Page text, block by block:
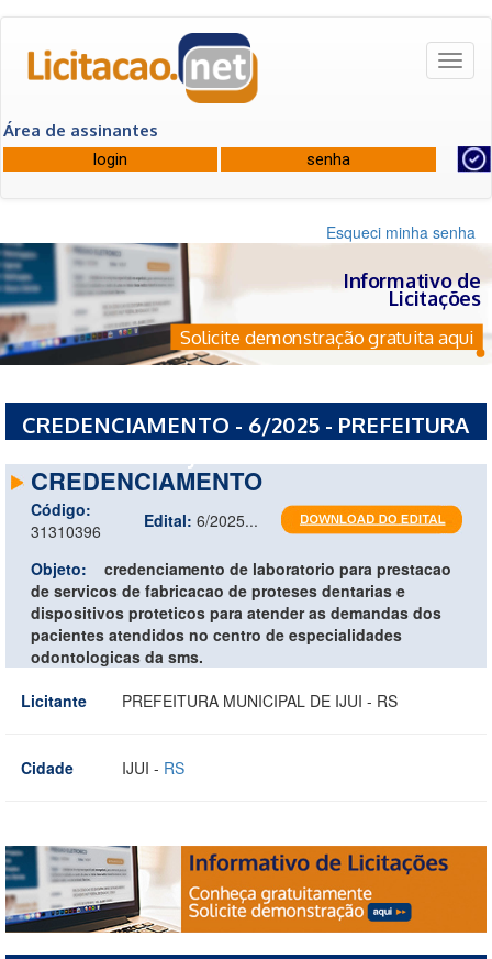
Área de assinantes
Esqueci minha senha
Informativo de
Licitações
Solicite demonstração gratuita aqui
CREDENCIAMENTO - 6/2025 - PREFEITURA
CREDENCIAMENTO
Código:
31310396
Edital: 6/2025...
Objeto:
credenciamento de laboratorio para prestacao
de servicos de fabricacao de proteses dentarias e
dispositivos proteticos para atender as demandas dos
pacientes atendidos no centro de especialidades
odontologicas da sms.
Licitante
PREFEITURA MUNICIPAL DE IJUI - RS
Cidade IJUI - RS